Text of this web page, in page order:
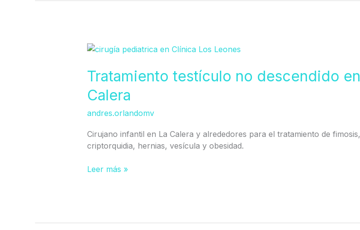
Tratamiento testículo no descendido en
Calera
andres.orlandomv
Cirujano infantil en La Calera y alrededores para el tratamiento de fimosis,
criptorquidia, hernias, vesícula y obesidad.
Tratamiento
no
descendido
en
Leer más »